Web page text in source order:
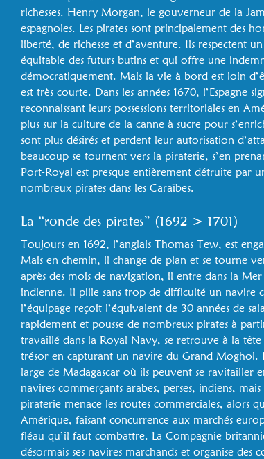
richesses. Henry Morgan, le gouverneur de la
espagnoles. Les pirates sont principalement des
liberté, de richesse et d’aventure. Ils respectent
équitable des futurs butins et qui offre une
démocratiquement. Mais la vie à bord est loin
est très courte. Dans les années 1670, l’Espagne
reconnaissant leurs possessions territoriales en
plus sur la culture de la canne à sucre pour
sont plus désirés et perdent leur autorisation
beaucoup se tournent vers la piraterie, s’en
Port-Royal est presque entièrement détruite par
nombreux pirates dans les Caraïbes.
La “ronde des pirates” (1692 > 1701)
Toujours en 1692, l’anglais Thomas Tew, est
Mais en chemin, il change de plan et se tourne
après des mois de navigation, il entre dans la
indienne. Il pille sans trop de difficulté un navire
l’équipage reçoit l’équivalent de 30 années de
rapidement et pousse de nombreux pirates à
travaillé dans la Royal Navy, se retrouve à la tête
trésor en capturant un navire du Grand Moghol.
large de Madagascar où ils peuvent se ravitailler
navires commerçants arabes, perses, indiens,
piraterie menace les routes commerciales, alors
Amérique, faisant concurrence aux marchés
fléau qu’il faut combattre. La Compagnie
désormais ses navires marchands et organise